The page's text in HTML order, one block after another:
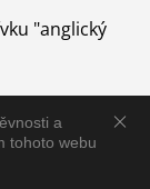
a
tohoto webu
"anglický
a